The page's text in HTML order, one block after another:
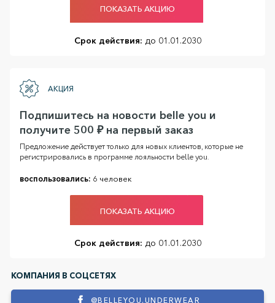
КОМПАНИЯ В СОЦСЕТЯХ
@BELLEYOU.UNDERWEAR
ПОКАЗАТЬ АКЦИЮ
Срок действия: до 01.01.2030
АКЦИЯ
Подпишитесь на новости belle you и
получите 500 ₽ на первый заказ
Предложение действует только для новых клиентов, которые не
регистрировались в программе лояльности belle you.
воспользовались: 6 человек
ПОКАЗАТЬ АКЦИЮ
Срок действия: до 01.01.2030